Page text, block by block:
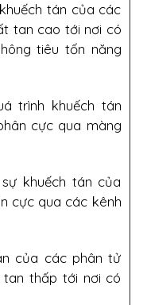
tán của các
tan cao tới nơi có
tiêu tốn năng
trình khuếch tán
cực qua màng
khuếch tán của
cực qua các kênh
của các phân tử
thấp tới nơi có